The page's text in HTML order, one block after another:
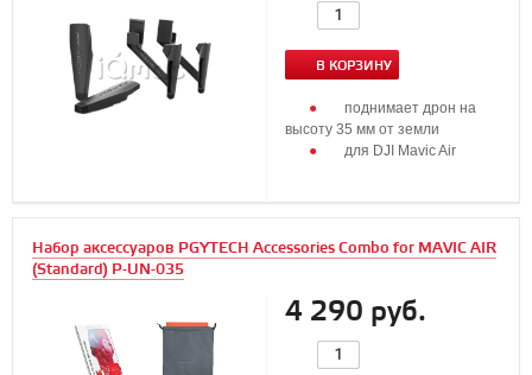
В КОРЗИНУ
поднимает дрон на
высоту 35 мм от земли
для DJI Mavic Air
Набор аксессуаров PGYTECH Accessories Combo for MAVIC AIR
(Standard) P-UN-035
4 290 руб.